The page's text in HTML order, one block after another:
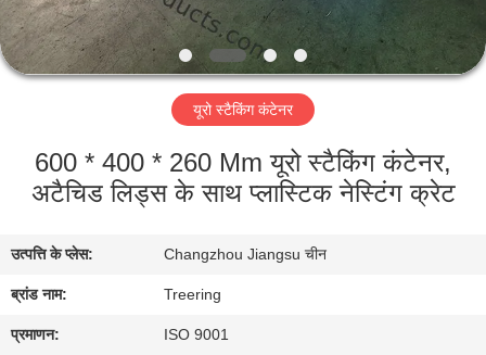
हमारे
बारे
कारखाना
गुणवत्ता
नियंत्रण
यूरो स्टैकिंग कंटेनर
600 * 400 * 260 Mm यूरो स्टैकिंग कंटेनर,
अटैचिड लिड्स के साथ प्लास्टिक नेस्टिंग क्रेट
उत्पत्ति के प्लेस: Changzhou Jiangsu चीन
ब्रांड नाम: Treering
प्रमाणन: ISO 9001